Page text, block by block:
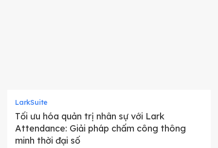
LarkSuite
Tối ưu hóa quản trị nhân sự với Lark
Attendance: Giải pháp chấm công thông
minh thời đại số